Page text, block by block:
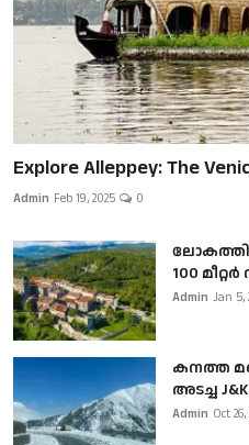
Explore Alleppey: The
Admin Feb 19, 2025 0
100
Admin Jan 5,
കനത്ത
അടച്ച
Admin Oct 26,